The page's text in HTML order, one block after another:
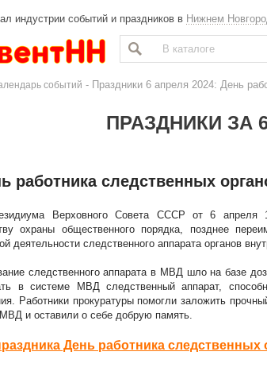
индустрии событий и праздников в Нижнем
событий - Праздники 6 апреля 2024: День
ПРАЗДНИКИ ЗА
работника следственных
Верховного Совета СССР от 6 апреля
охраны общественного порядка, позднее
деятельности следственного аппарата органов
следственного аппарата в МВД шло на базе
в системе МВД следственный аппарат,
Работники прокуратуры помогли заложить
и оставили о себе добрую память.
День работника следственных